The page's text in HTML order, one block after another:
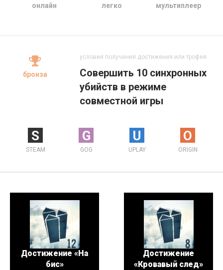
онлайн легко мультиплеер
бронза
условия получения достижения или трофея
Совершить 10 синхронных
убийств в режиме
совместной игры
S
STEAM
G
GOG
U
UPLAY
O
ORIGIN
Достижение «На
бис»
Достижение
«Кровавый след»